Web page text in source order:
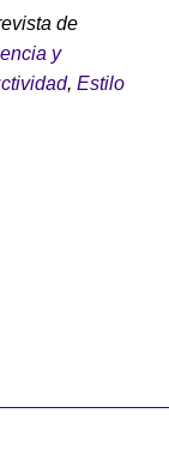
de
y
, Estilo